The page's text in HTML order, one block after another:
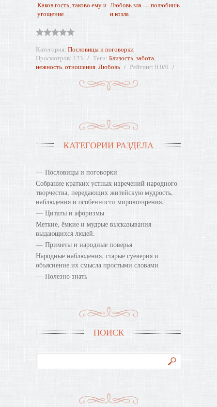
Каков гость, таково ему и
угощение
Любовь зла — полюбишь
и козла
Категория: Пословицы и поговорки
Просмотров: 123 Теги: Близость,забота,
нежность,отношения,Любовь Рейтинг: 0.0/0
КАТЕГОРИИ РАЗДЕЛА
Пословицы и поговорки
Собрание кратких устных изречений народного
творчества, передающих житейскую мудрость,
наблюдения и особенности мировоззрения.
Цитаты и афоризмы
Меткие, ёмкие и мудрые высказывания
выдающихся людей.
Приметы и народные поверья
Народные наблюдения, старые суеверия и
объяснение их смысла простыми словами
Полезно знать
ПОИСК